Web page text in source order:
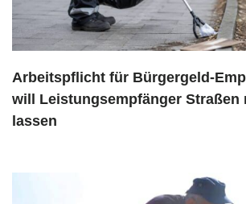
Arbeitspflicht für Bürgergeld-
will Leistungsempfänger Straßen
lassen